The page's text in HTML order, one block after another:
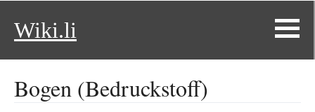
Wiki.li
Bogen (Bedruckstoff)